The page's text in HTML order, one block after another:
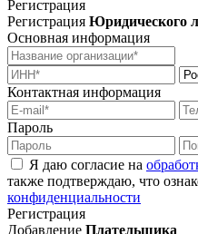
Регистрация
Регистрация Юридического
Основная информация
Контактная информация
Пароль
Я даю согласие на
также подтверждаю, что
конфиденциальности
Регистрация
Добавление Плательщика